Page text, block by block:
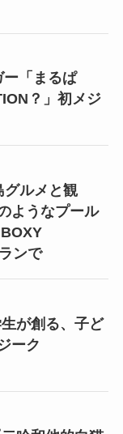
「まるぱ
？」初メジ
グルメと観
ようなプール
ンで
が創る、子ど
ーク